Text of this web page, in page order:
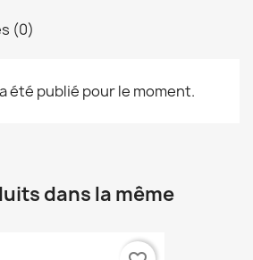
(0)
été publié pour le moment.
dans la même